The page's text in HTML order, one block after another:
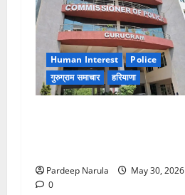
Human Interest
Police
गुरुग्राम समाचार
हरियाणा
Pardeep Narula
May 30, 2026
0